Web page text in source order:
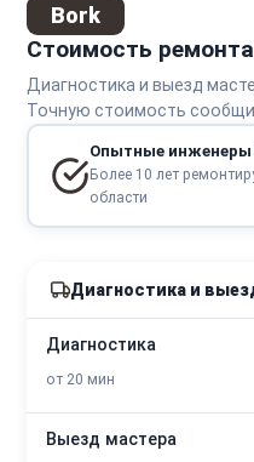
Bork
Стоимость
Диагностика и выезд
Точную стоимость
Опытные инженеры
Более 10 лет
области
Диагностика и
Диагностика
от 20 мин
Выезд мастера